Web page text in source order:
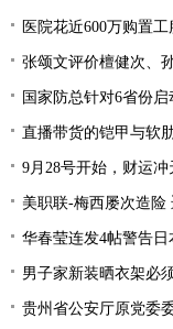
医院花近600万购置
张颂文评价檀健次、
国家防总针对6省份
直播带货的铠甲与软
9月28号开始，财运
美职联-梅西屡次造险
华春莹连发4帖警告
男子家新装晒衣架必
贵州省公安厅原党委委员、省纪